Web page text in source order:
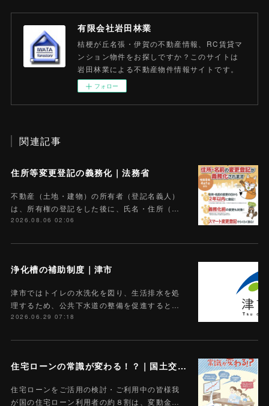
有限会社岩田林業
桔梗が丘名張・伊賀の不動産情報、RC賃貸マ
ンション物件をお探しですか？このサイトは
岩田林業による不動産物件情報サイトです。
フォロー
関連記事
住所等変更登記の義務化｜法務省
不動産（土地・建物）の所有者（登記名義人）
は、所有権の登記をした後に、氏名・住所（…
2026.08.06 02:06
浄化槽の補助制度｜津市
津市ではトイレの水洗化を図り、生活排水を処
理するため、公共下水道の整備を促進すると…
2026.06.29 07:18
住宅ローンの常識が変わる！？｜国土交通省
住宅ローンをご活用の検討・ご利用中の皆様我
が国の住宅ローン利用者の約８割は、変動金…